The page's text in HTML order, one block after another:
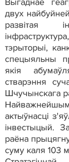
двух
развітая
тэрыторыі,
спецыяльны
якія
стварэння
Шчучынскага
актыўнасці
інвестыцый.
раёна
суму каля 103